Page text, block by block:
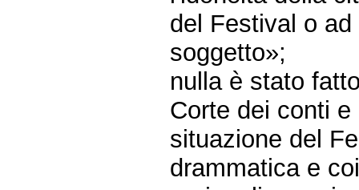
del Festival o
soggetto»;
nulla è stato
Corte dei conti
situazione del
drammatica e